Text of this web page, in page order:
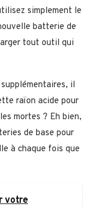
simplement le
batterie de
tout outil qui
il
raïon acide pour
mortes ? Eh bien,
de base pour
à chaque fois que
votre